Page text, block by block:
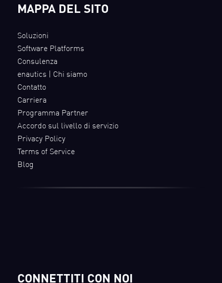
MAPPA DEL SITO
Soluzioni
Software Platforms
Consulenza
enautics | Chi siamo
Contatto
Carriera
Programma Partner
Accordo sul livello di servizio
Privacy Policy
Terms of Service
Blog
CONNETTITI CON NOI